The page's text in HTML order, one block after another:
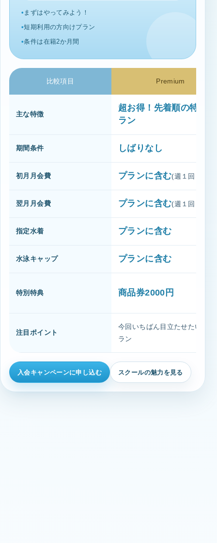
まずはやってみよう！
短期利用の方向けプラン
条件は在籍2か月間
比較項目 Premium
主な特徴
超お得！先着順の特別プ
ラン
期間条件 しばりなし
初月月会費 プランに含む(週１回コー
翌月月会費 プランに含む(週１回コー
指定水着 プランに含む
水泳キャップ プランに含む
特別特典 商品券2000円
注目ポイント
今回いちばん目立たせたい主役
ラン
入会キャンペーンに申し込む スクールの魅力を見る